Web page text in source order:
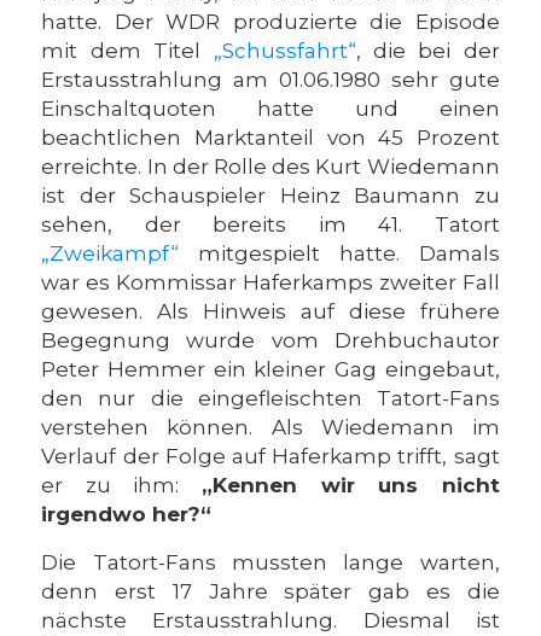
hatte. Der WDR produzierte die Episode
mit dem Titel „Schussfahrt“, die bei der
Erstausstrahlung am 01.06.1980 sehr gute
Einschaltquoten hatte und einen
beachtlichen Marktanteil von 45 Prozent
erreichte. In der Rolle des Kurt Wiedemann
ist der Schauspieler Heinz Baumann zu
sehen, der bereits im 41. Tatort
„Zweikampf“ mitgespielt hatte. Damals
war es Kommissar Haferkamps zweiter Fall
gewesen. Als Hinweis auf diese frühere
Begegnung wurde vom Drehbuchautor
Peter Hemmer ein kleiner Gag eingebaut,
den nur die eingefleischten Tatort-Fans
verstehen können. Als Wiedemann im
Verlauf der Folge auf Haferkamp trifft, sagt
er zu ihm: „Kennen wir uns nicht
irgendwo her?“
Die Tatort-Fans mussten lange warten,
denn erst 17 Jahre später gab es die
nächste Erstausstrahlung. Diesmal ist